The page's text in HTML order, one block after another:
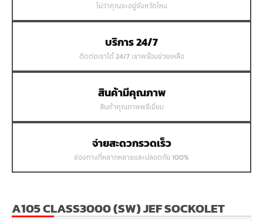
ไม่ว่าคุณจะอยู่จังหวัดไหน
บริการ 24/7
ติดต่อเราได้ 24/7 เราพร้อมช่วยเหลือ
สินค้ามีคุณภาพ
สินค้าคุณภาพพรีเมี่ยม
จ่ายสะดวกรวดเร็ว
ช่องทางที่หลากหลายและปลอดภัย 100%
A105 CLASS3000 (SW) JEF SOCKOLET